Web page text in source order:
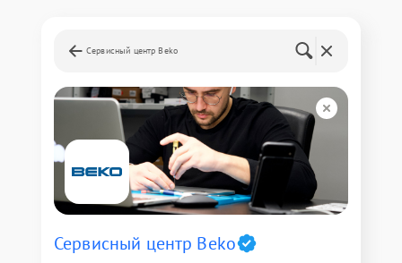
Сервисный центр Beko
Сервисный центр Beko